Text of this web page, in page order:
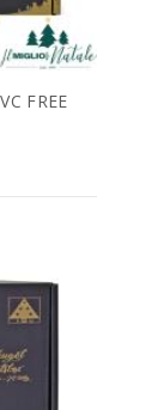
FREE